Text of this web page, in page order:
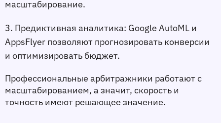
масштабирование.
3. Предиктивная аналитика: Google AutoML и
AppsFlyer позволяют прогнозировать конверсии
и оптимизировать бюджет.
Профессиональные арбитражники работают с
масштабированием, а значит, скорость и
точность имеют решающее значение.